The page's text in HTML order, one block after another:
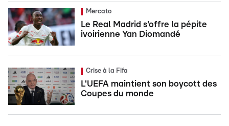
Mercato
Le Real Madrid s'offre la pépite
ivoirienne Yan Diomandé
Crise à la Fifa
L'UEFA maintient son boycott des
Coupes du monde